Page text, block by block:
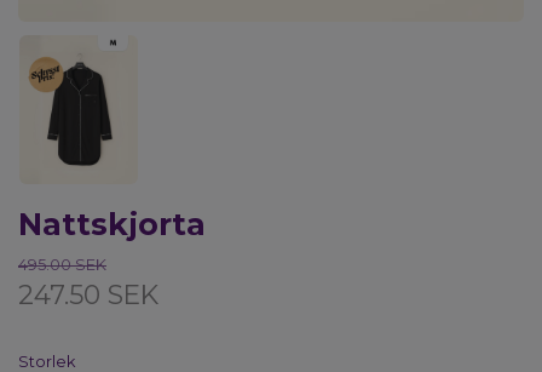
Nattskjorta
495.00 SEK
247.50 SEK
Storlek